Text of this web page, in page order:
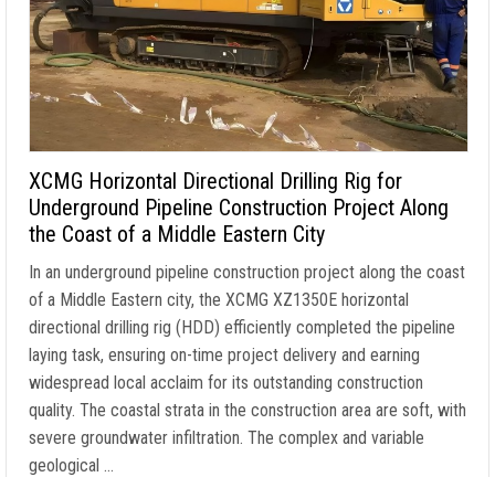
XCMG Horizontal Directional Drilling Rig for
Underground Pipeline Construction Project Along
the Coast of a Middle Eastern City
In an underground pipeline construction project along the coast
of a Middle Eastern city, the XCMG XZ1350E horizontal
directional drilling rig (HDD) efficiently completed the pipeline
laying task, ensuring on-time project delivery and earning
widespread local acclaim for its outstanding construction
quality. The coastal strata in the construction area are soft, with
severe groundwater infiltration. The complex and variable
geological …